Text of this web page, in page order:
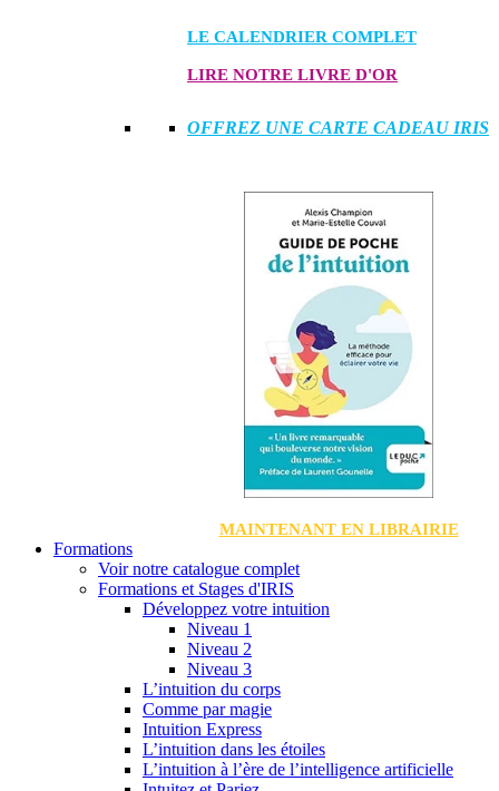
LE CALENDRIER COMPLET
LIRE NOTRE LIVRE D'OR
OFFREZ UNE CARTE CADEAU IRIS
MAINTENANT EN LIBRAIRIE
Formations
Voir notre catalogue complet
Formations et Stages d'IRIS
Développez votre intuition
Niveau 1
Niveau 2
Niveau 3
L’intuition du corps
Comme par magie
Intuition Express
L’intuition dans les étoiles
L’intuition à l’ère de l’intelligence artificielle